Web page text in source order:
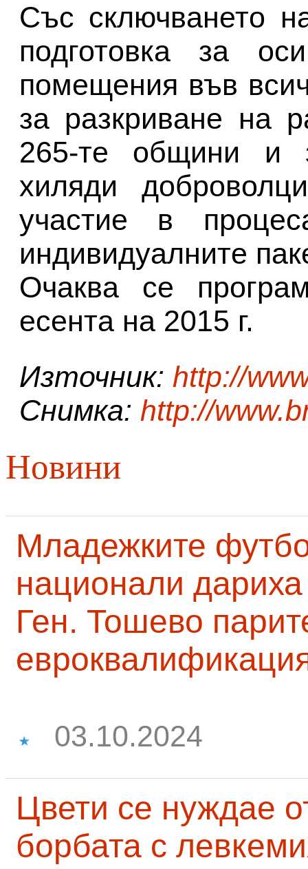
Със сключването
подготовка за
помещения във
за разкриване на
265-те общини и
хиляди
участие в
индивидуалните
Очаква се
есента на 2015 г.
Източник: http://
Снимка: http://
Новини
Младежките
национали
Ген. Тошево
03.10.2024
Цвети се нуждае
борбата с